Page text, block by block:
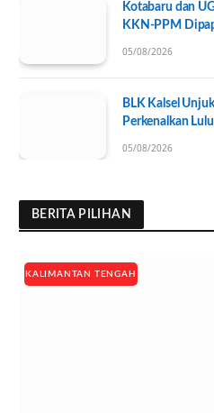
Kotabaru dan
KKN-PPM
05/08/2026
BLK Kalsel
Perkenalkan
05/08/2026
BERITA PILIHAN
KALIMANTAN TENGAH